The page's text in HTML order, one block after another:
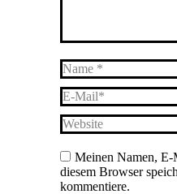
Name *
E-Mail *
Website
Meinen Namen,
diesem Browser
kommentiere.